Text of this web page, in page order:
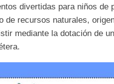
divertidas para niños de
de recursos naturales,
mediante la dotación de